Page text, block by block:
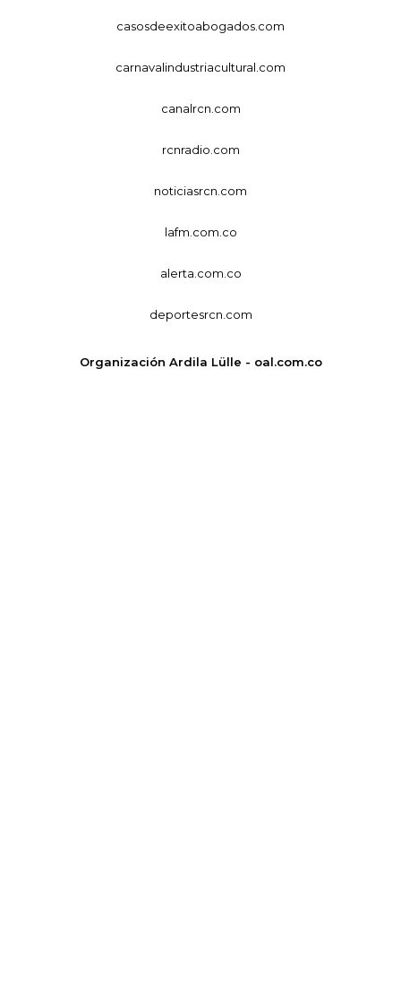
casosdeexitoabogados.com
carnavalindustriacultural.com
canalrcn.com
rcnradio.com
noticiasrcn.com
lafm.com.co
alerta.com.co
deportesrcn.com
Organización Ardila Lülle - oal.com.co